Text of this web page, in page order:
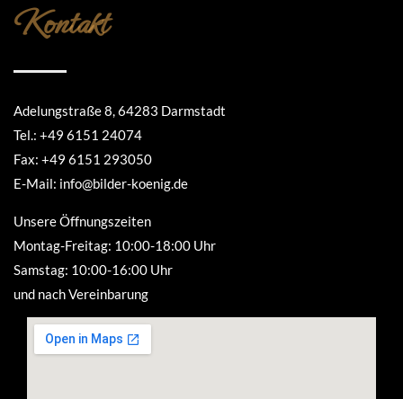
Kontakt
Adelungstraße 8, 64283 Darmstadt
Tel.: +49 6151 24074
Fax: +49 6151 293050
E-Mail: info@bilder-koenig.de
Unsere Öffnungszeiten
Montag-Freitag: 10:00-18:00 Uhr
Samstag: 10:00-16:00 Uhr
und nach Vereinbarung